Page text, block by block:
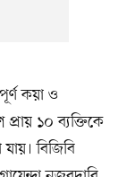
কয়া ও
১০ ব্যক্তিকে
বিজিবি